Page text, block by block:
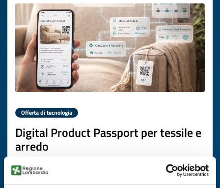
Offerta di tecnologia
Digital Product Passport per tessile e
arredo
ID EEN: TOGB20251104010